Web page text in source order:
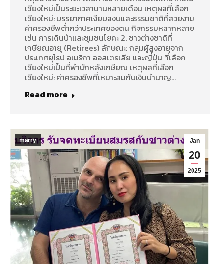
เชียงใหม่เป็นระยะเวลานานหลายเดือน เหตุผลที่เลือก
เชียงใหม่: บรรยากาศเงียบสงบและธรรมชาติที่สวยงาม
ค่าครองชีพต่ำกว่าประเทศของตน กิจกรรมหลากหลาย
เช่น การเดินป่าและชุมชนโยคะ 2. ชาวต่างชาติที่
เกษียณอายุ (Retirees) ลักษณะ: กลุ่มผู้สูงอายุจาก
ประเทศยุโรป อเมริกา ออสเตรเลีย และญี่ปุ่น ที่เลือก
เชียงใหม่เป็นที่พำนักหลังเกษียณ เหตุผลที่เลือก
เชียงใหม่: ค่าครองชีพที่เหมาะสมกับเงินบำนาญ…
Read more
Jan
20
2025
marry